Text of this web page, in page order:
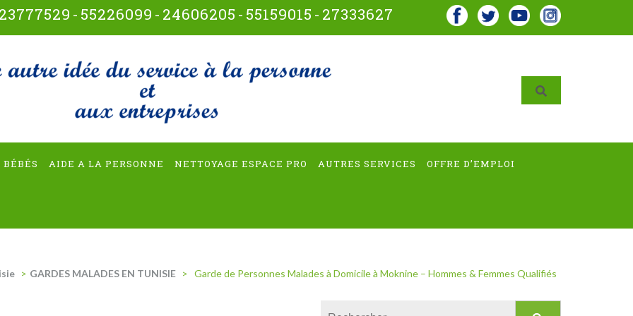
23777529 - 55226099 - 24606205 - 55159015 - 27333627
multiservices
BÉBÉS AIDE A LA PERSONNE NETTOYAGE ESPACE PRO AUTRES SERVICES OFFRE D’EMPLOI
> GARDES MALADES EN TUNISIE > Garde de Personnes Malades à Domicile à Moknine – Hommes & Femmes Qualifiés
Rechercher :